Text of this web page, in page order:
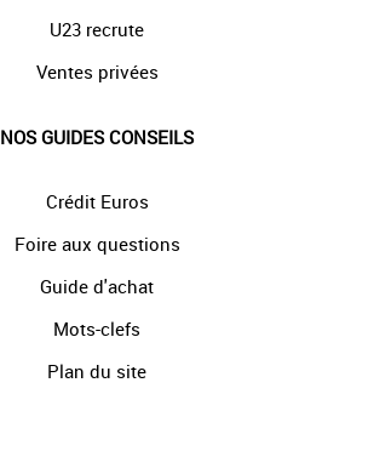
U23 recrute
Ventes privées
NOS GUIDES CONSEILS
Crédit Euros
Foire aux questions
Guide d'achat
Mots-clefs
Plan du site